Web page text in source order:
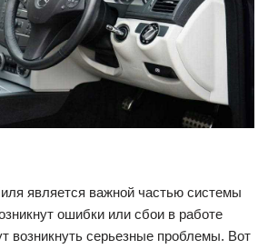
является важной частью системы
ошибки или сбои в работе
возникнуть серьезные проблемы. Вот